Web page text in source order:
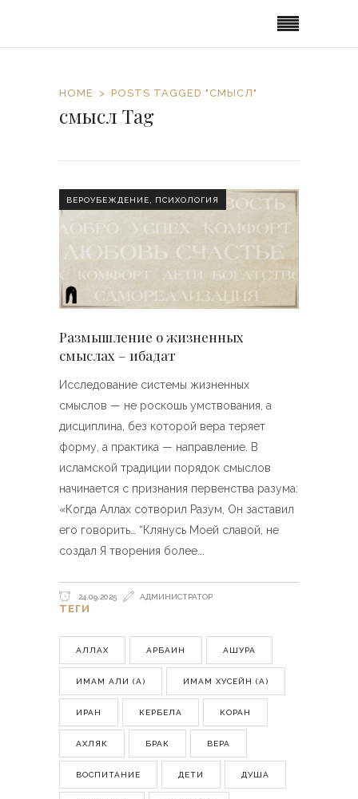
HOME POSTS TAGGED "СМЫСЛ"
смысл Tag
ВЕРОУБЕЖДЕНИЕ ПСИХОЛОГИЯ
Размышление о жизненных
смыслах – ибадат
Исследование системы жизненных
смыслов — не роскошь умствования, а
дисциплина, без которой вера теряет
форму, а практика — направление. В
исламской традиции порядок смыслов
начинается с признания первенства разума:
«Когда Аллах сотворил Разум, Он заставил
его говорить… “Клянусь Моей славой, не
создал Я творения более
24.09.2025 АДМИНИСТРАТОР
ТЕГИ
АЛЛАХ АРБАИН АШУРА
ИМАМ АЛИ (А) ИМАМ ХУСЕЙН (А)
ИРАН КЕРБЕЛА КОРАН
АХЛЯК БРАК ВЕРА
ВОСПИТАНИЕ ДЕТИ ДУША